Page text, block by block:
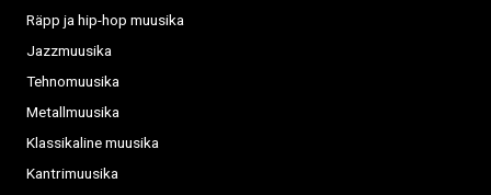
Räpp ja hip-hop muusika
Jazzmuusika
Tehnomuusika
Metallmuusika
Klassikaline muusika
Kantrimuusika